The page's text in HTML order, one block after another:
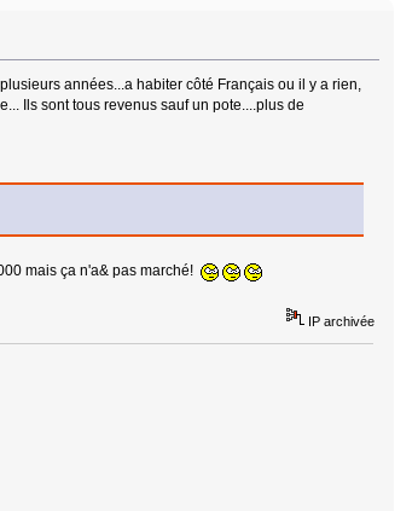
années...a habiter côté Français ou il y a rien,
Ils sont tous revenus sauf un pote....plus de
mais ça n'a& pas marché!
IP archivée